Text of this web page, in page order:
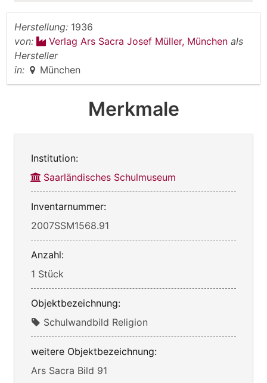
Herstellung: 1936
von:
Verlag Ars Sacra Josef Müller, München als
Hersteller
in:
München
Merkmale
Institution:
Saarländisches Schulmuseum
Inventarnummer:
2007SSM1568.91
Anzahl:
1 Stück
Objektbezeichnung:
Schulwandbild Religion
weitere Objektbezeichnung:
Ars Sacra Bild 91